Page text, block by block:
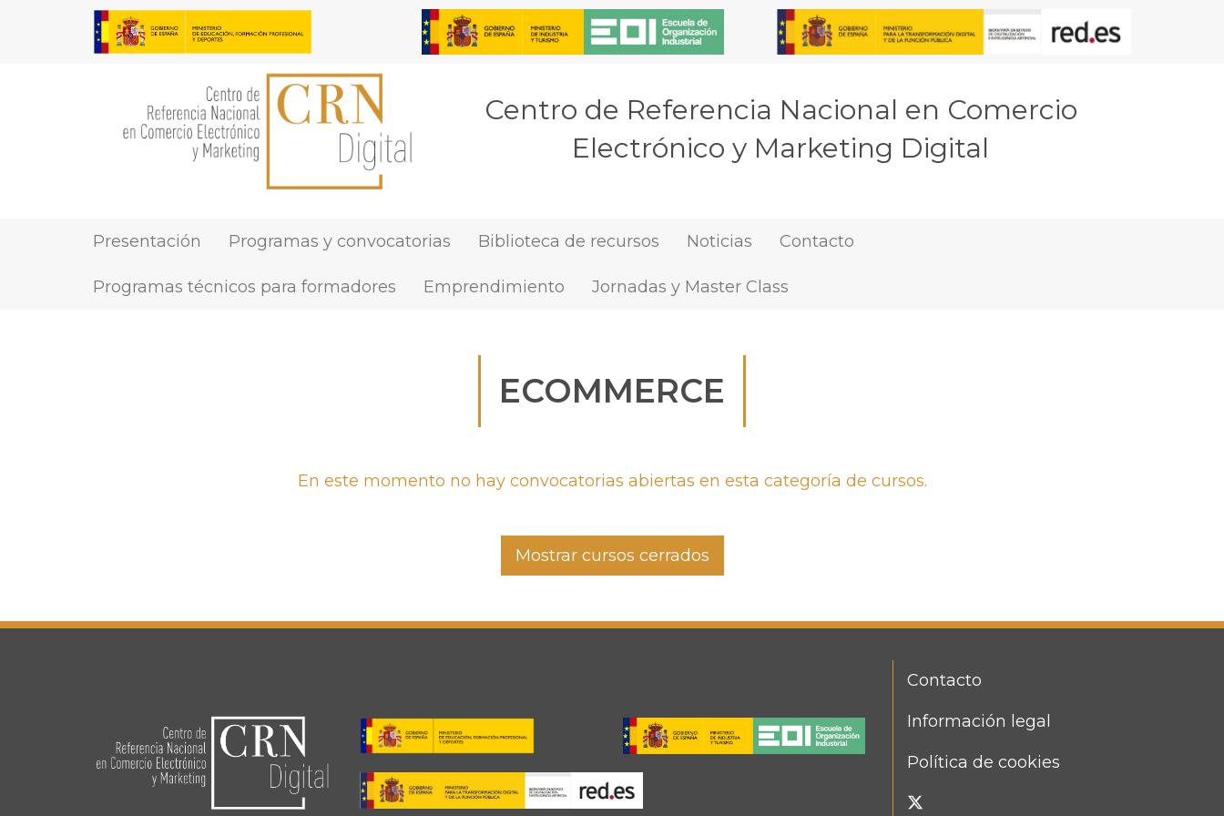
Centro de Referencia Nacional en Comercio
Electrónico y Marketing Digital
MAIN
NAVIGATION
Presentación Programas y convocatorias Biblioteca de recursos Noticias Contacto
Programas técnicos para formadores Emprendimiento Jornadas y Master Class
ECOMMERCE
En este momento no hay convocatorias abiertas en esta categoría de cursos.
Mostrar cursos cerrados
FOOTER
MENU
Contacto
Información legal
Política de cookies